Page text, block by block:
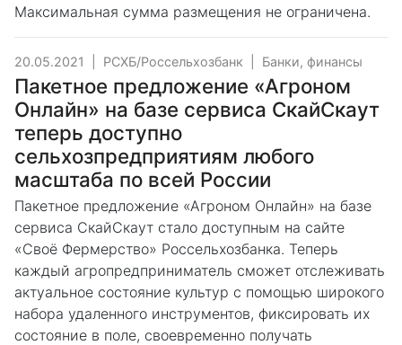
Максимальная сумма размещения не ограничена.
20.05.2021 РСХБ/Россельхозбанк Банки, финансы
Пакетное предложение «Агроном
Онлайн» на базе сервиса СкайСкаут
теперь доступно
сельхозпредприятиям любого
масштаба по всей России
Пакетное предложение «Агроном Онлайн» на базе
сервиса СкайСкаут стало доступным на сайте
«Своё Фермерство» Россельхозбанка. Теперь
каждый агропредприниматель сможет отслеживать
актуальное состояние культур с помощью широкого
набора удаленного инструментов, фиксировать их
состояние в поле, своевременно получать